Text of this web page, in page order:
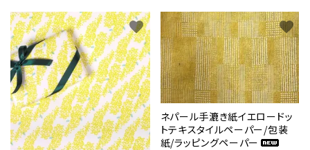
favorite
ネパール手漉き紙イエロードッ
トテキスタイルペーパー/包装
紙/ラッピングペーパー
favorite